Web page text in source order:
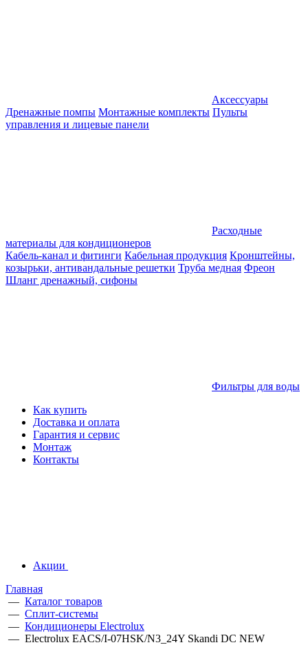
Аксессуары
Дренажные помпы Монтажные комплекты Пульты
управления и лицевые панели
Расходные
материалы для кондиционеров
Кабель-канал и фитинги Кабельная продукция Кронштейны,
козырьки, антивандальные решетки Труба медная Фреон
Шланг дренажный, сифоны
Фильтры для воды
Как купить
Доставка и оплата
Гарантия и сервис
Монтаж
Контакты
Акции
Главная
— Каталог товаров
— Сплит-системы
— Кондиционеры Electrolux
— Electrolux EACS/I-07HSK/N3_24Y Skandi DC NEW